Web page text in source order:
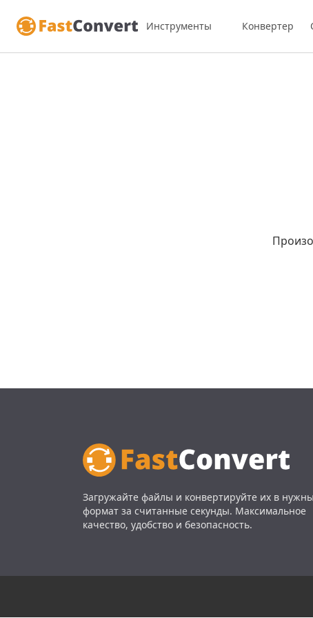
Инструменты Конвертер
Загружайте файлы и конвертируйте их в
формат за считанные секунды. Максимальное
качество, удобство и безопасность.